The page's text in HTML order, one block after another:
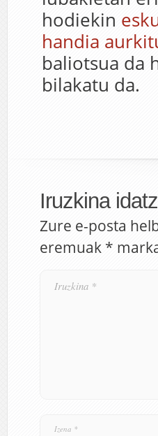
hodiekin
handia
baliotsua da
bilakatu da.
Iruzkina
Zure e-posta
eremuak *